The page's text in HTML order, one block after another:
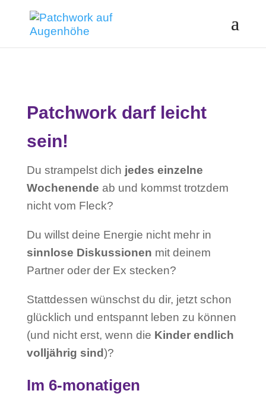
Patchwork darf leicht
sein!
Du strampelst dich jedes einzelne
Wochenende ab und kommst trotzdem
nicht vom Fleck?
Du willst deine Energie nicht mehr in
sinnlose Diskussionen mit deinem
Partner oder der Ex stecken?
Stattdessen wünschst du dir, jetzt schon
glücklich und entspannt leben zu können
(und nicht erst, wenn die Kinder endlich
volljährig sind)?
Im 6-monatigen